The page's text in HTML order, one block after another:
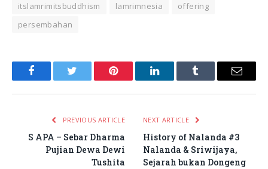
itslamrimitsbuddhism
lamrimnesia
offering
persembahan
FacebookTwitter Pinterest LinkedInTumblr Email
PREVIOUS ARTICLE
S APA – Sebar Dharma
Pujian Dewa Dewi
Tushita
NEXT ARTICLE
History of Nalanda #3
Nalanda & Sriwijaya,
Sejarah bukan Dongeng